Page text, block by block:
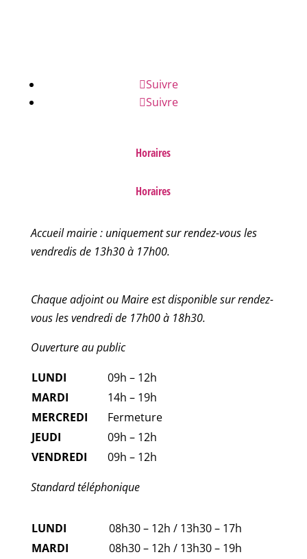
Suivre
Suivre
Horaires
Horaires
Accueil mairie : uniquement sur rendez-vous les
vendredis de 13h30 à 17h00.
Chaque adjoint ou Maire est disponible sur rendez-
vous les vendredi de 17h00 à 18h30.
Ouverture au public
LUNDI
09h – 12h
MARDI
14h – 19h
MERCREDI
Fermeture
JEUDI
09h – 12h
VENDREDI
09h – 12h
Standard téléphonique
LUNDI
08h30 – 12h / 13h30 – 17h
MARDI
08h30 – 12h / 13h30 – 19h